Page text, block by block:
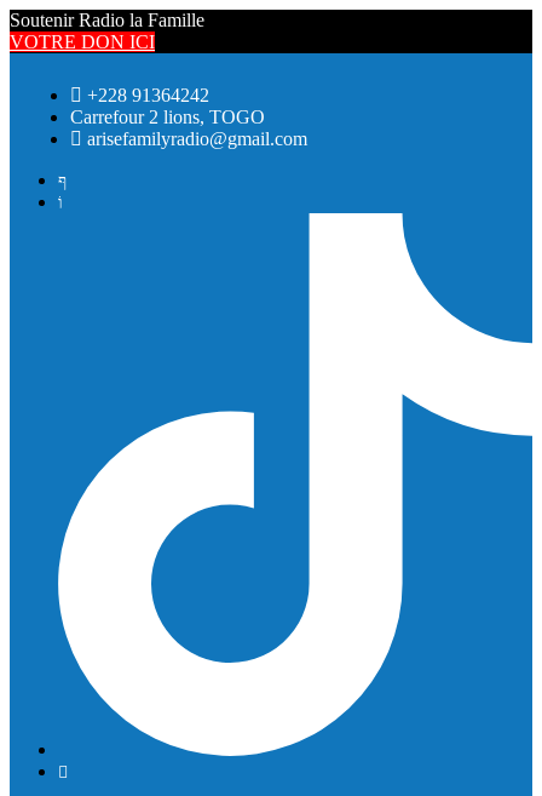
Soutenir Radio la Famille
VOTRE DON ICI
+228 91364242
Carrefour 2 lions, TOGO
arisefamilyradio@gmail.com